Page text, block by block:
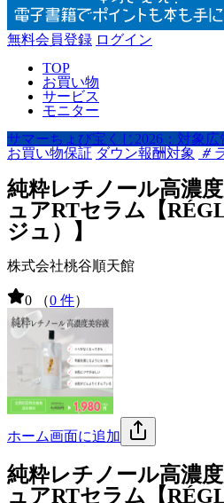
無料会員登録 ログイン
TOP
お買い物
サービス
モニター
サマーちょび宝くじ2026：対象広
お買い物保証 ダウン報酬対象 ＃
純粋レチノール高濃
ュアRTセラム【
ジュ）】
株式会社桃谷順天館
0 （0 件）
ホーム画面に追加
純粋レチノール高濃
ュアRTセラム【